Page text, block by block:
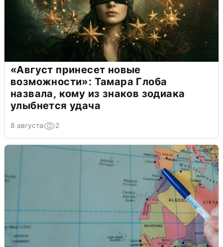
«Август принесет новые
возможности»: Тамара Глоба
назвала, кому из знаков зодиака
улыбнется удача
8 августа 2